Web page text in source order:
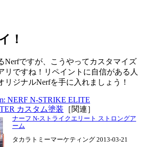
！
Nerfですが、こうやってカスタマイズ
リですね！リペイントに自信がある人
リジナルNerfを手に入れましょう！
NERF N-STRIKE ELITE
カスタム塗装 ［関連］
ナーフ N-ストライクエリート ストロングア
ーム
タカラトミーマーケティング 2013-03-21